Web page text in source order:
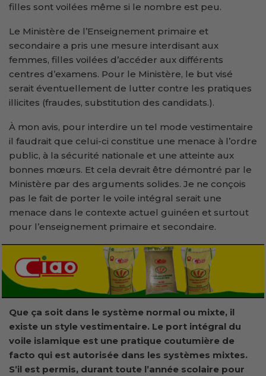
filles sont voilées même si le nombre est peu.
Le Ministère de l’Enseignement primaire et
secondaire a pris une mesure interdisant aux
femmes, filles voilées d’accéder aux différents
centres d’examens. Pour le Ministère, le but visé
serait éventuellement de lutter contre les pratiques
illicites (fraudes, substitution des candidats.).
À mon avis, pour interdire un tel mode vestimentaire
il faudrait que celui-ci constitue une menace à l’ordre
public, à la sécurité nationale et une atteinte aux
bonnes mœurs. Et cela devrait être démontré par le
Ministère par des arguments solides. Je ne conçois
pas le fait de porter le voile intégral serait une
menace dans le contexte actuel guinéen et surtout
pour l’enseignement primaire et secondaire.
Que ça soit dans le système normal ou mixte, il
existe un style vestimentaire. Le port intégral du
voile islamique est une pratique coutumière de
facto qui est autorisée dans les systèmes mixtes.
S’il est permis, durant toute l’année scolaire pour